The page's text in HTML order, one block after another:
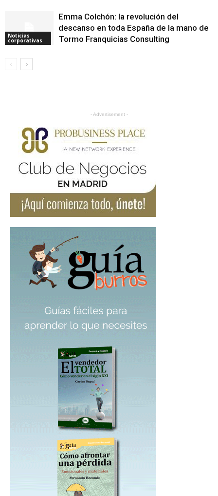
Noticias
corporativas
Emma Colchón: la revolución del
descanso en toda España de la mano de
Tormo Franquicias Consulting
- Advertisement -